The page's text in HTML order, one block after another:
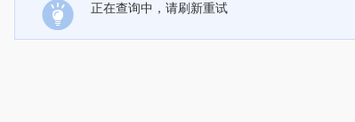
正在查询中，请刷新重试